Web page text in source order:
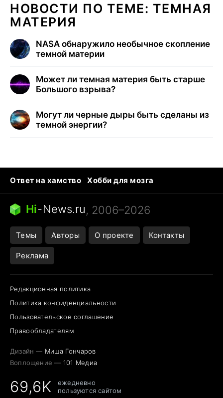
НОВОСТИ ПО ТЕМЕ: ТЕМНАЯ
МАТЕРИЯ
NASA обнаружило необычное скопление
темной материи
Может ли темная материя быть старше
Большого взрыва?
Могут ли черные дыры быть сделаны из
темной энергии?
Ответ на хамство
Хобби для мозга
Бензин 100 и 95
Тунцы в океанариуме
Следующая пандемия
Hi-News.ru, 2006–2026
Темы Авторы О проекте Контакты
Реклама
Редакционная политика
Политика конфиденциальности
Пользовательское соглашение
Правообладателям
Дизайн — Миша Гончаров
Воплощение — 101 Медиа
69,6K
ежедневно
пользуются сайтом